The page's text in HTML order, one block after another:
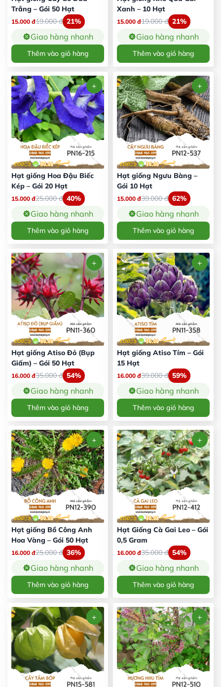
Trắng – Gói 50 Hạt
15.000 đ19.000đ 21%
Giao hàng nhanh
Thêm vào giỏ hàng
Xanh – 10 Hạt
15.000 đ19.000đ 21%
Giao hàng nhanh
Thêm vào giỏ hàng
Hạt giống Hoa Đậu Biếc
Kép – Gói 20 Hạt
15.000 đ25.000đ 40%
Giao hàng nhanh
Thêm vào giỏ hàng
Hạt giống Ngưu Bàng –
Gói 10 Hạt
15.000 đ39.000đ 62%
Giao hàng nhanh
Thêm vào giỏ hàng
Hạt giống Atiso Đỏ (Bụp
Giấm) – Gói 50 Hạt
16.000 đ35.000đ 54%
Giao hàng nhanh
Thêm vào giỏ hàng
Hạt giống Atiso Tím – Gói
15 Hạt
16.000 đ39.000đ 59%
Giao hàng nhanh
Thêm vào giỏ hàng
Hạt giống Bồ Công Anh
Hoa Vàng – Gói 50 Hạt
16.000 đ25.000đ 36%
Giao hàng nhanh
Thêm vào giỏ hàng
Hạt Giống Cà Gai Leo – Gói
0,5 Gram
16.000 đ35.000đ 54%
Giao hàng nhanh
Thêm vào giỏ hàng